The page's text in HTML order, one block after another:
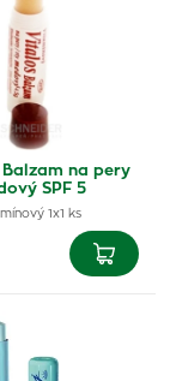
Balzam na pery
SPF 5
1x1 ks